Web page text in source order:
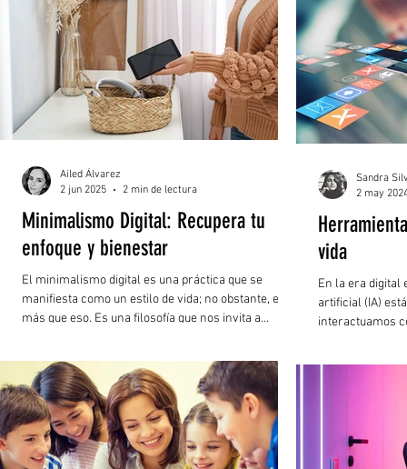
Minimalismo Digital: Recupera tu
enfoque y bienestar
El minimalismo digital es una práctica que se
manifiesta como un estilo de vida; no obstante, es
más que eso. Es una filosofía que nos invita a
herramientas digitales de forma selectiva,
eliminando lo que no aporta valor para reducir el
ruido digital, recuperar el control del tiempo y la
atención, y mejorar el bienestar. Surge como
respuesta a la sobrecarga informativa y la di
Ailed Álvarez
2 jun 2025
2 min de lectura
vida
En la era digital
artificial (IA)
interactuamos
Sandra
2 may